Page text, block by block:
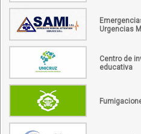
Urgencias
Centro de
educativa